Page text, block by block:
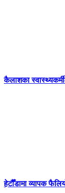
कैलाशका
हेटौँडामा व्यापक